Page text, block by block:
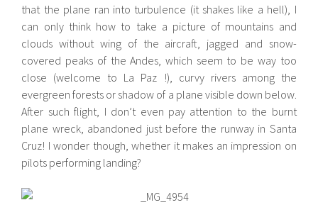
that the plane ran into turbulence (it shakes like a hell), I
can only think how to take a picture of mountains and
clouds without wing of the aircraft, jagged and snow-
covered peaks of the Andes, which seem to be way too
close (welcome to La Paz !), curvy rivers among the
evergreen forests or shadow of a plane visible down below.
After such flight, I don’t even pay attention to the burnt
plane wreck, abandoned just before the runway in Santa
Cruz! I wonder though, whether it makes an impression on
pilots performing landing?